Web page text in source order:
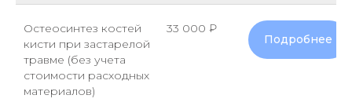
Остеосинтез костей
кисти при застарелой
травме (без учета
стоимости расходных
материалов)
33 000 ₽
Подробнее